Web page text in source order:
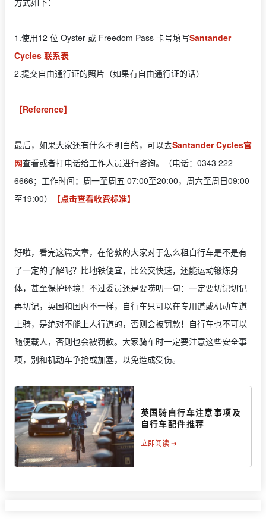
1.使用12 位 Oyster 或 Freedom Pass 卡号填写Santander
Cycles 联系表
2.提交自由通行证的照片（如果有自由通行证的话）
【Reference】
最后，如果大家还有什么不明白的，可以去Santander Cycles官
网查看或者打电话给工作人员进行咨询。（电话：0343 222
6666；工作时间：周一至周五 07:00至20:00，周六至周日09:00
至19:00）
【点击查看收费标准】
好啦，看完这篇文章，在伦敦的大家对于怎么租自行车是不是有
了一定的了解呢？比地铁便宜，比公交快速，还能运动锻炼身
体，甚至保护环境！不过委员还是要唠叨一句：一定要切记切记
再切记，英国和国内不一样，自行车只可以在专用道或机动车道
上骑，是绝对不能上人行道的，否则会被罚款！自行车也不可以
随便载人，否则也会被罚款。大家骑车时一定要注意这些安全事
项，别和机动车争抢或加塞，以免造成受伤。
英国骑自行车注意事项及
自行车配件推荐
立即阅读 ➔